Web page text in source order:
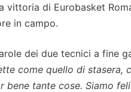
vittoria di Eurobasket
in campo.
dei due tecnici a fine
come quello di stasera,
bene tante cose. Siamo